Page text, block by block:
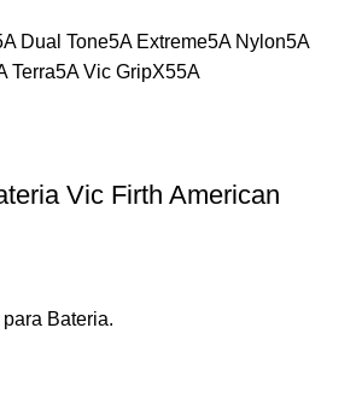
Dual Tone5A Extreme5A Nylon5A
Terra5A Vic GripX55A
Vic Firth American
Bateria.